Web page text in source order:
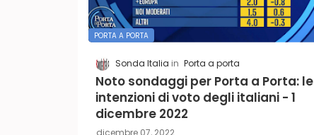
PORTA A PORTA
Sonda Italia Porta a porta
Noto sondaggi per Porta a Porta: le
intenzioni di voto degli italiani - 1
dicembre 2022